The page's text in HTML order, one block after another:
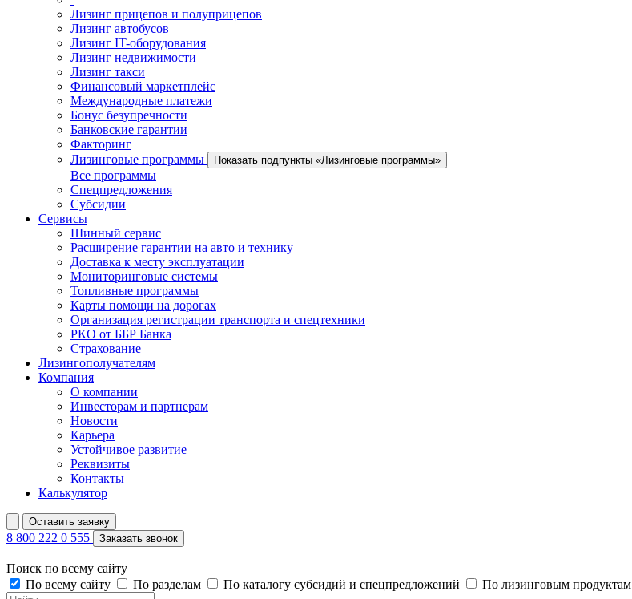
Лизинг прицепов и полуприцепов
Лизинг автобусов
Лизинг IT-оборудования
Лизинг недвижимости
Лизинг такси
Финансовый маркетплейс
Международные платежи
Бонус безупречности
Банковские гарантии
Факторинг
Лизинговые программы
Показать подпункты «Лизинговые программы»
Все программы
Спецпредложения
Субсидии
Сервисы
Шинный сервис
Расширение гарантии на авто и технику
Доставка к месту эксплуатации
Мониторинговые системы
Топливные программы
Карты помощи на дорогах
Организация регистрации транспорта и спецтехники
РКО от ББР Банка
Страхование
Лизингополучателям
Компания
О компании
Инвесторам и партнерам
Новости
Карьера
Устойчивое развитие
Реквизиты
Контакты
Калькулятор
Оставить заявку
8 800 222 0 555 Заказать звонок
Поиск по всему сайту
По всему сайту
По разделам По каталогу субсидий и спецпредложений По лизинговым продуктам